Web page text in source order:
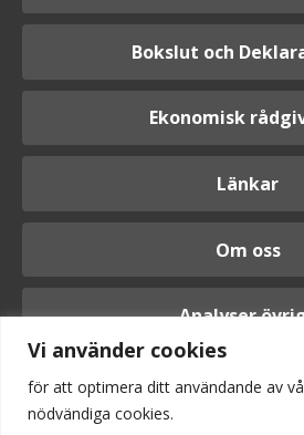
Vi använder cookies
för att optimera ditt användande av
nödvändiga cookies.
Bokslut och
Ekonomisk
Länkar
Om oss
Analyser